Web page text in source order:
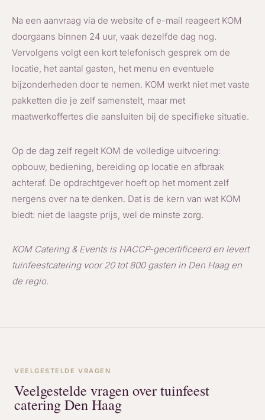
Na een aanvraag via de website of e-mail reageert KOM
doorgaans binnen 24 uur, vaak dezelfde dag nog.
Vervolgens volgt een kort telefonisch gesprek om de
locatie, het aantal gasten, het menu en eventuele
bijzonderheden door te nemen. KOM werkt niet met vaste
pakketten die je zelf samenstelt, maar met
maatwerkoffertes die aansluiten bij de specifieke situatie.
Op de dag zelf regelt KOM de volledige uitvoering:
opbouw, bediening, bereiding op locatie en afbraak
achteraf. De opdrachtgever hoeft op het moment zelf
nergens over na te denken. Dat is de kern van wat KOM
biedt: niet de laagste prijs, wel de minste zorg.
KOM Catering & Events is HACCP-gecertificeerd en levert
tuinfeestcatering voor 20 tot 800 gasten in Den Haag en
de regio.
VEELGESTELDE VRAGEN
Veelgestelde vragen over tuinfeest
catering Den Haag